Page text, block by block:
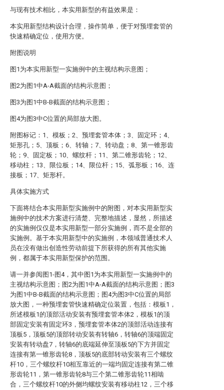
与现有技术相比，本实用新型的有益效果是：
本实用新型结构设计合理，操作简单，便于对预埋套管的
快速精确定位，使用方便。
附图说明
图1为本实用新型一实施例中的主视结构示意图；
图2为图1中A-A截面的结构示意图；
图3为图1中B-B截面的结构示意图；
图4为图3中C位置的局部放大图。
附图标记：1、模板；2、预埋套管本体；3、固定环；4、
矩形孔；5、顶板；6、转轴；7、转动盘；8、第一锥形齿
轮；9、固定板；10、螺纹杆；11、第二锥形齿轮；12、
移动柱；13、限位板；14、限位杆；15、弧形板；16、连
接板；17、矩形杆。
具体实施方式
下面将结合本实用新型实施例中的附图，对本实用新型实
施例中的技术方案进行清楚、完整地描述，显然，所描述
的实施例仅仅是本实用新型一部分实施例，而不是全部的
实施例。基于本实用新型中的实施例，本领域普通技术人
员在没有做出创造性劳动前提下所获得的所有其他实施
例，都属于本实用新型保护的范围。
请一并参阅图1-图4，其中图1为本实用新型一实施例中的
主视结构示意图；图2为图1中A-A截面的结构示意图；图3
为图1中B-B截面的结构示意图；图4为图3中C位置的局部
放大图，一种预埋套管快速精确定位装置，包括：模板1，
所述模板1的顶部活动安装有预埋套管本体2，模板1的顶
部固定安装有固定环3，预埋套管本体2的顶部活动连接有
顶板5，顶板5的顶部转动安装有转轴6，转轴6的顶端固定
安装有转动盘7，转轴6的底端延伸至顶板5的下方并固定
连接有第一锥形齿轮8，顶板5的底部转动安装有三个螺纹
杆10，三个螺纹杆10相互靠近的一端均固定连接有第二锥
形齿轮11，第一锥形齿轮8与三个第二锥形齿轮11相啮
合，三个螺纹杆10的外侧均螺纹安装有移动柱12，三个移